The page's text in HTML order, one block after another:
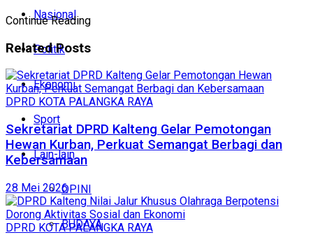
Nasional
Politik
Ekonomi
Sport
Lain-lain
OPINI
BUDAYA
Continue Reading
RelatedPosts
DPRD KOTA PALANGKA RAYA
Sekretariat DPRD Kalteng Gelar Pemotongan
Hewan Kurban, Perkuat Semangat Berbagi dan
Kebersamaan
28 Mei 2026
DPRD KOTA PALANGKA RAYA